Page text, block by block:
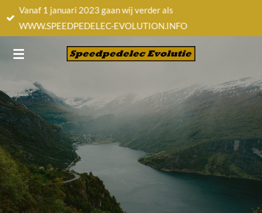
Ga
direct
de
Vanaf 1 januari 2023 gaan wij verder als
WWW.SPEEDPEDELEC-EVOLUTION.INFO